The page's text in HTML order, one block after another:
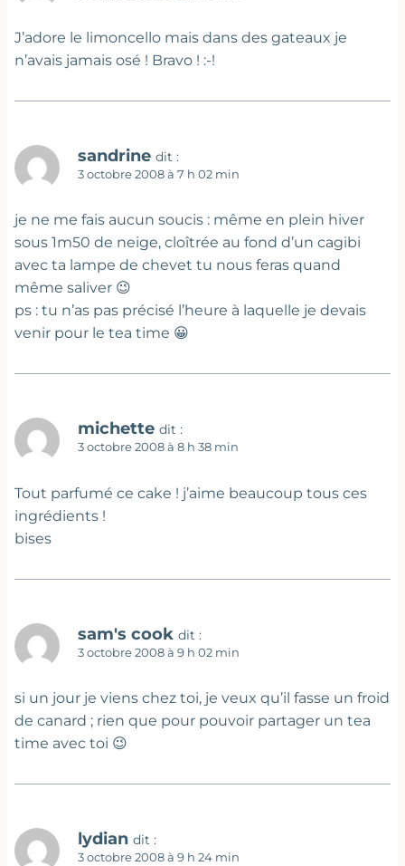
J’adore le limoncello mais dans des gateaux je
n’avais jamais osé ! Bravo ! :-!
sandrine dit :
3 octobre 2008 à 7 h 02 min
je ne me fais aucun soucis : même en plein hiver
sous 1m50 de neige, cloîtrée au fond d’un cagibi
avec ta lampe de chevet tu nous feras quand
même saliver 😉
ps : tu n’as pas précisé l’heure à laquelle je devais
venir pour le tea time 😀
michette dit :
3 octobre 2008 à 8 h 38 min
Tout parfumé ce cake ! j’aime beaucoup tous ces
ingrédients !
bises
sam's cook dit :
3 octobre 2008 à 9 h 02 min
si un jour je viens chez toi, je veux qu’il fasse un froid
de canard ; rien que pour pouvoir partager un tea
time avec toi 😉
lydian dit :
3 octobre 2008 à 9 h 24 min